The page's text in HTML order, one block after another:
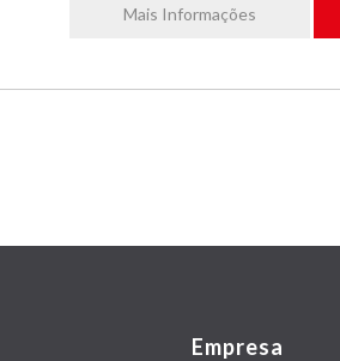
Mais Informações
Empresa